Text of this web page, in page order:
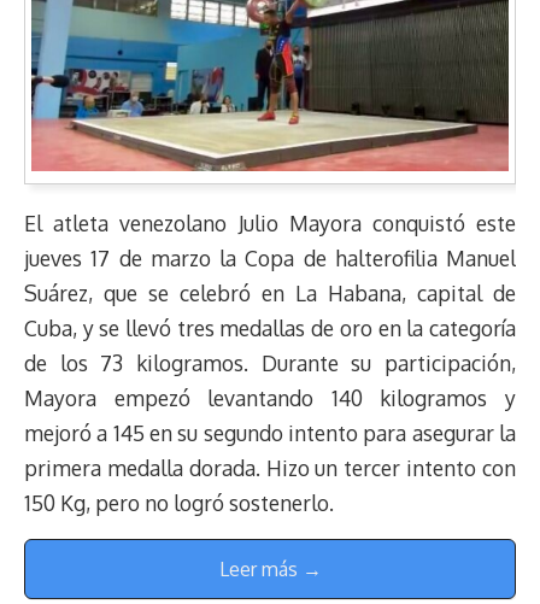
El atleta venezolano Julio Mayora conquistó este
jueves 17 de marzo la Copa de halterofilia Manuel
Suárez, que se celebró en La Habana, capital de
Cuba, y se llevó tres medallas de oro en la categoría
de los 73 kilogramos. Durante su participación,
Mayora empezó levantando 140 kilogramos y
mejoró a 145 en su segundo intento para asegurar la
primera medalla dorada. Hizo un tercer intento con
150 Kg, pero no logró sostenerlo.
Leer más →